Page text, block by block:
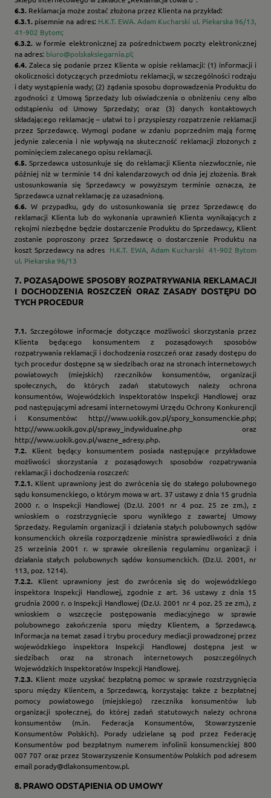
6.3. Reklamacja może zostać złożona przez Klienta na przykład:
6.3.1. pisemnie na adres: H.K.T. EWA. Adam Kucharski ul. Piekarska 96/13,
41-902 Bytom;
6.3.2. w formie elektronicznej za pośrednictwem poczty elektronicznej
na adres: biuro@polskaksiegarnia.pl;
6.4. Zaleca się podanie przez Klienta w opisie reklamacji: (1) informacji i
okoliczności dotyczących przedmiotu reklamacji, w szczególności rodzaju
i daty wystąpienia wady; (2) żądania sposobu doprowadzenia Produktu do
zgodności z Umową Sprzedaży lub oświadczenia o obniżeniu ceny albo
odstąpieniu od Umowy Sprzedaży; oraz (3) danych kontaktowych
składającego reklamację – ułatwi to i przyspieszy rozpatrzenie reklamacji
przez Sprzedawcę. Wymogi podane w zdaniu poprzednim mają formę
jedynie zalecenia i nie wpływają na skuteczność reklamacji złożonych z
pominięciem zalecanego opisu reklamacji.
6.5. Sprzedawca ustosunkuje się do reklamacji Klienta niezwłocznie, nie
później niż w terminie 14 dni kalendarzowych od dnia jej złożenia. Brak
ustosunkowania się Sprzedawcy w powyższym terminie oznacza, że
Sprzedawca uznał reklamację za uzasadnioną.
6.6. W przypadku, gdy do ustosunkowania się przez Sprzedawcę do
reklamacji Klienta lub do wykonania uprawnień Klienta wynikających z
rękojmi niezbędne będzie dostarczenie Produktu do Sprzedawcy, Klient
zostanie poproszony przez Sprzedawcę o dostarczenie Produktu na
koszt Sprzedawcy na adres H.K.T. EWA, Adam Kucharski 41-902 Bytom
ul. Piekarska 96/13
7. POZASĄDOWE SPOSOBY ROZPATRYWANIA REKLAMACJI
I DOCHODZENIA ROSZCZEŃ ORAZ ZASADY DOSTĘPU DO
TYCH PROCEDUR
7.1. Szczegółowe informacje dotyczące możliwości skorzystania przez
Klienta będącego konsumentem z pozasądowych sposobów
rozpatrywania reklamacji i dochodzenia roszczeń oraz zasady dostępu do
tych procedur dostępne są w siedzibach oraz na stronach internetowych
powiatowych (miejskich) rzeczników konsumentów, organizacji
społecznych, do których zadań statutowych należy ochrona
konsumentów, Wojewódzkich Inspektoratów Inspekcji Handlowej oraz
pod następującymi adresami internetowymi Urzędu Ochrony Konkurencji
i Konsumentów: http://www.uokik.gov.pl/spory_konsumenckie.php;
http://www.uokik.gov.pl/sprawy_indywidualne.php oraz
http://www.uokik.gov.pl/wazne_adresy.php.
7.2. Klient będący konsumentem posiada następujące przykładowe
możliwości skorzystania z pozasądowych sposobów rozpatrywania
reklamacji i dochodzenia roszczeń:
7.2.1. Klient uprawniony jest do zwrócenia się do stałego polubownego
sądu konsumenckiego, o którym mowa w art. 37 ustawy z dnia 15 grudnia
2000 r. o Inspekcji Handlowej (Dz.U. 2001 nr 4 poz. 25 ze zm.), z
wnioskiem o rozstrzygnięcie sporu wynikłego z zawartej Umowy
Sprzedaży. Regulamin organizacji i działania stałych polubownych sądów
konsumenckich określa rozporządzenie ministra sprawiedliwości z dnia
25 września 2001 r. w sprawie określenia regulaminu organizacji i
działania stałych polubownych sądów konsumenckich. (Dz.U. 2001, nr
113, poz. 1214).
7.2.2. Klient uprawniony jest do zwrócenia się do wojewódzkiego
inspektora Inspekcji Handlowej, zgodnie z art. 36 ustawy z dnia 15
grudnia 2000 r. o Inspekcji Handlowej (Dz.U. 2001 nr 4 poz. 25 ze zm.), z
wnioskiem o wszczęcie postępowania mediacyjnego w sprawie
polubownego zakończenia sporu między Klientem, a Sprzedawcą.
Informacja na temat zasad i trybu procedury mediacji prowadzonej przez
wojewódzkiego inspektora Inspekcji Handlowej dostępna jest w
siedzibach oraz na stronach internetowych poszczególnych
Wojewódzkich Inspektoratów Inspekcji Handlowej.
7.2.3. Klient może uzyskać bezpłatną pomoc w sprawie rozstrzygnięcia
sporu między Klientem, a Sprzedawcą, korzystając także z bezpłatnej
pomocy powiatowego (miejskiego) rzecznika konsumentów lub
organizacji społecznej, do której zadań statutowych należy ochrona
konsumentów (m.in. Federacja Konsumentów, Stowarzyszenie
Konsumentów Polskich). Porady udzielane są pod przez Federację
Konsumentów pod bezpłatnym numerem infolinii konsumenckiej 800
007 707 oraz przez Stowarzyszenie Konsumentów Polskich pod adresem
email porady@dlakonsumentow.pl.
8. PRAWO ODSTĄPIENIA OD UMOWY